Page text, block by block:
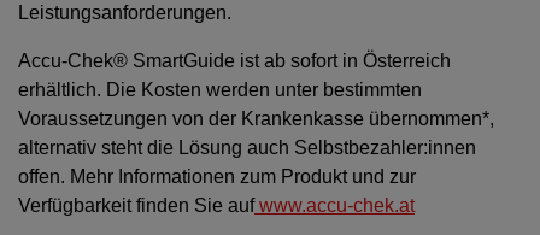
Leistungsanforderungen.
Accu-Chek® SmartGuide ist ab sofort in Österreich
erhältlich. Die Kosten werden unter bestimmten
Voraussetzungen von der Krankenkasse übernommen*,
alternativ steht die Lösung auch Selbstbezahler:innen
offen. Mehr Informationen zum Produkt und zur
Verfügbarkeit finden Sie aufwww.accu-chek.at